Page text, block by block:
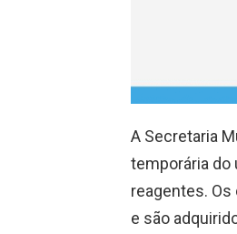
A Secretaria
temporária do
reagentes.
e são